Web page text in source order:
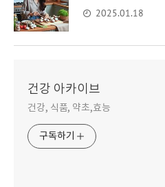
2025.01.18
건강 아카이브
건강, 식품, 약초,효능
구독하기